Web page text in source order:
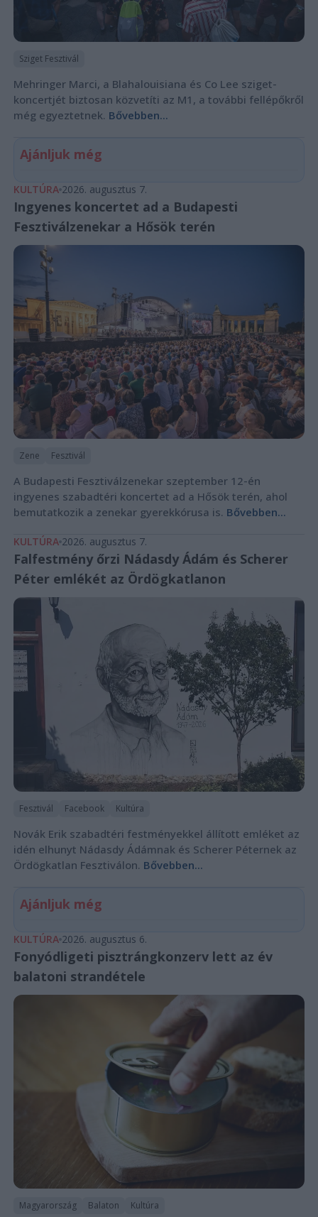
Sziget Fesztivál
Mehringer Marci, a Blahalouisiana és Co Lee sziget-
koncertjét biztosan közvetíti az M1, a további fellépőkről
még egyeztetnek. Bővebben...
Ajánljuk még
KULTÚRA 2026. augusztus 7.
Ingyenes koncertet ad a Budapesti
Fesztiválzenekar a Hősök terén
Zene Fesztivál
A Budapesti Fesztiválzenekar szeptember 12-én
ingyenes szabadtéri koncertet ad a Hősök terén, ahol
bemutatkozik a zenekar gyerekkórusa is. Bővebben...
KULTÚRA 2026. augusztus 7.
Falfestmény őrzi Nádasdy Ádám és Scherer
Péter emlékét az Ördögkatlanon
Fesztivál Facebook Kultúra
Novák Erik szabadtéri festményekkel állított emléket az
idén elhunyt Nádasdy Ádámnak és Scherer Péternek az
Ördögkatlan Fesztiválon. Bővebben...
Ajánljuk még
KULTÚRA 2026. augusztus 6.
Fonyódligeti pisztrángkonzerv lett az év
balatoni strandétele
Magyarország Balaton Kultúra